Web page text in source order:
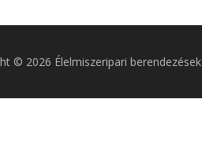
© 2026 Élelmiszeripari berendezések